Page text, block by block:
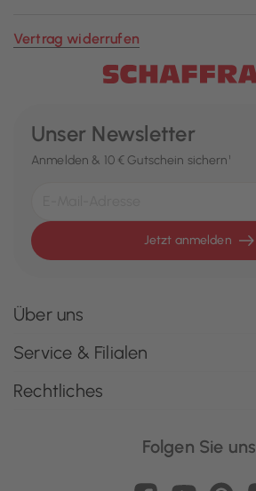
Vertrag widerrufen
Unser Newsletter
Anmelden & 10 € Gutschein sichern¹
Jetzt anmelden
Über uns
Service & Filialen
Rechtliches
Folgen Sie uns